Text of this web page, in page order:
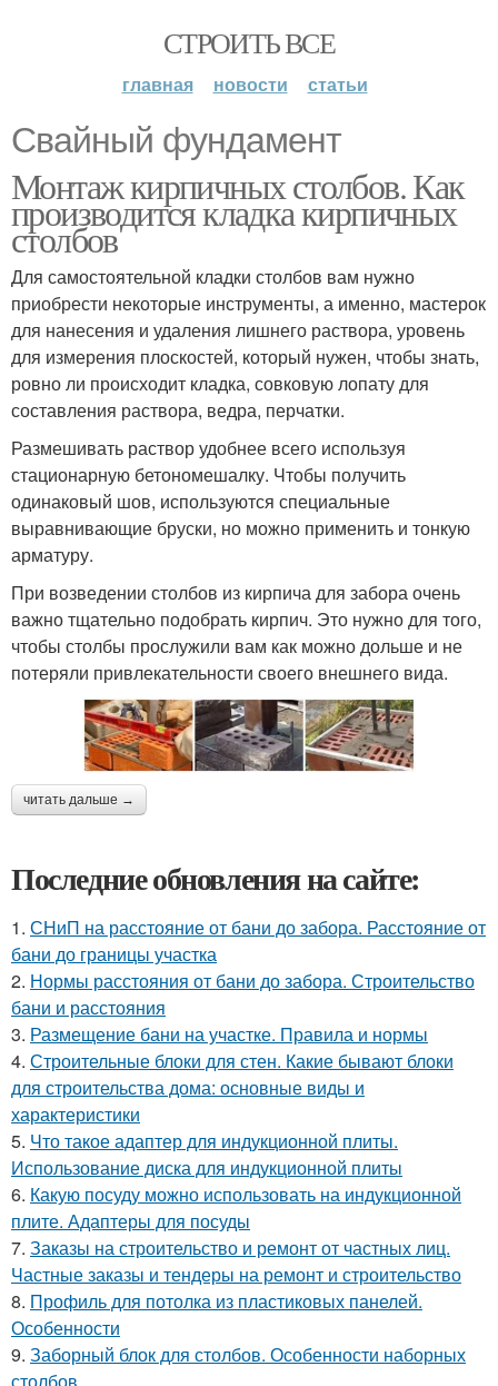
СТРОИТЬ ВСЕ
главная новости статьи
Свайный фундамент
Монтаж кирпичных столбов. Как
производится кладка кирпичных
столбов
Для самостоятельной кладки столбов вам нужно
приобрести некоторые инструменты, а именно, мастерок
для нанесения и удаления лишнего раствора, уровень
для измерения плоскостей, который нужен, чтобы знать,
ровно ли происходит кладка, совковую лопату для
составления раствора, ведра, перчатки.
Размешивать раствор удобнее всего используя
стационарную бетономешалку. Чтобы получить
одинаковый шов, используются специальные
выравнивающие бруски, но можно применить и тонкую
арматуру.
При возведении столбов из кирпича для забора очень
важно тщательно подобрать кирпич. Это нужно для того,
чтобы столбы прослужили вам как можно дольше и не
потеряли привлекательности своего внешнего вида.
читать дальше →
Последние обновления на сайте:
1. СНиП на расстояние от бани до забора. Расстояние от
бани до границы участка
2. Нормы расстояния от бани до забора. Строительство
бани и расстояния
3. Размещение бани на участке. Правила и нормы
4. Строительные блоки для стен. Какие бывают блоки
для строительства дома: основные виды и
характеристики
5. Что такое адаптер для индукционной плиты.
Использование диска для индукционной плиты
6. Какую посуду можно использовать на индукционной
плите. Адаптеры для посуды
7. Заказы на строительство и ремонт от частных лиц.
Частные заказы и тендеры на ремонт и строительство
8. Профиль для потолка из пластиковых панелей.
Особенности
9. Заборный блок для столбов. Особенности наборных